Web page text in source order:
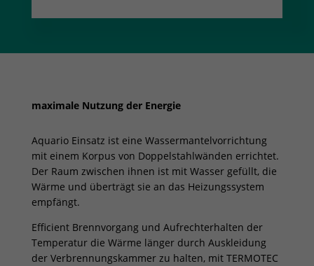
180
maximale Nutzung der Energie
Aquario Einsatz ist eine Wassermantelvorrichtung
mit einem Korpus von Doppelstahlwänden errichtet.
Der Raum zwischen ihnen ist mit Wasser gefüllt, die
Wärme und überträgt sie an das Heizungssystem
empfängt.
Efficient Brennvorgang und Aufrechterhalten der
Temperatur die Wärme länger durch Auskleidung
der Verbrennungskammer zu halten, mit TERMOTEC